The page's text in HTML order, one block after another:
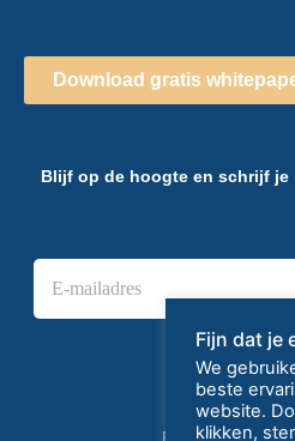
Download gratis
Blijf op de hoogte en schrijf
E
m
Fijn dat je
We
beste
website.
klikken,